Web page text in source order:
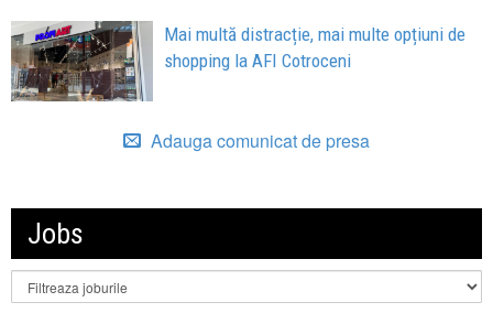
Mai multă distracție, mai multe opțiuni de
shopping la AFI Cotroceni
Adauga comunicat de presa
Jobs